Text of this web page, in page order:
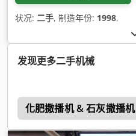
状况: 二手, 制造年份: 1998,
发现更多二手机械
化肥撒播机 & 石灰撒播机